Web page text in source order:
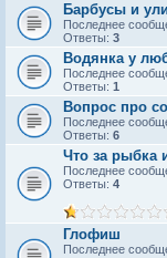
Барбусы и
Последнее
Ответы: 3
Водянка у
Последнее
Ответы: 1
Вопрос про
Последнее
Ответы: 6
Что за рыбка
Последнее
Ответы: 4
Глофиш
Последнее